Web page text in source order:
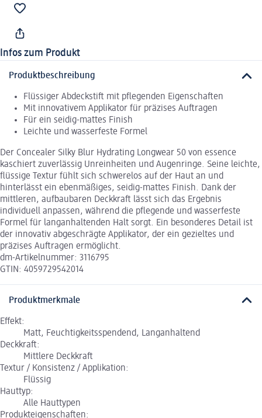
Infos zum Produkt
Produktbeschreibung
Flüssiger Abdeckstift mit pflegenden Eigenschaften
Mit innovativem Applikator für präzises Auftragen
Für ein seidig-mattes Finish
Leichte und wasserfeste Formel
Der Concealer Silky Blur Hydrating Longwear 50 von essence
kaschiert zuverlässig Unreinheiten und Augenringe. Seine leichte,
flüssige Textur fühlt sich schwerelos auf der Haut an und
hinterlässt ein ebenmäßiges, seidig-mattes Finish. Dank der
mittleren, aufbaubaren Deckkraft lässt sich das Ergebnis
individuell anpassen, während die pflegende und wasserfeste
Formel für langanhaltenden Halt sorgt. Ein besonderes Detail ist
der innovativ abgeschrägte Applikator, der ein gezieltes und
präzises Auftragen ermöglicht.
dm-Artikelnummer: 3116795
GTIN: 4059729542014
Produktmerkmale
Effekt:
Matt, Feuchtigkeitsspendend, Langanhaltend
Deckkraft:
Mittlere Deckkraft
Textur / Konsistenz / Applikation:
Flüssig
Hauttyp:
Alle Hauttypen
Produkteigenschaften: